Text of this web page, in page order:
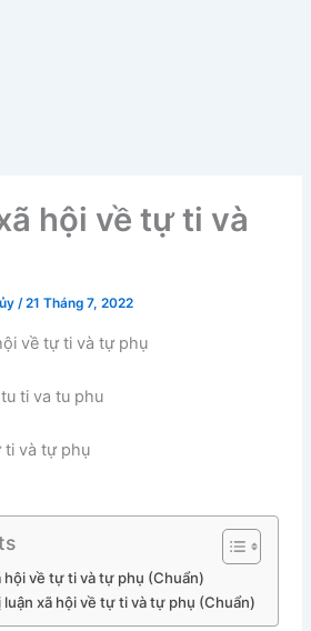
hội về tự ti và
/21 Tháng 7, 2022
về tự ti và tự phụ
ti và tự phụ
hội về tự ti và tự phụ (Chuẩn)
luận xã hội về tự ti và tự phụ (Chuẩn)